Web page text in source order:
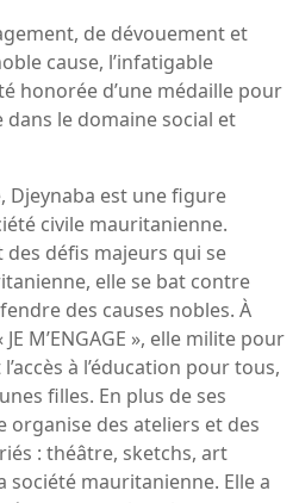
de dévouement et
cause, l’infatigable
honorée d’une médaille pour
dans le domaine social et
Djeynaba est une figure
civile mauritanienne.
des défis majeurs qui se
elle se bat contre
des causes nobles. À
M’ENGAGE », elle milite pour
à l’éducation pour tous,
filles. En plus de ses
organise des ateliers et des
: théâtre, sketchs, art
mauritanienne. Elle a